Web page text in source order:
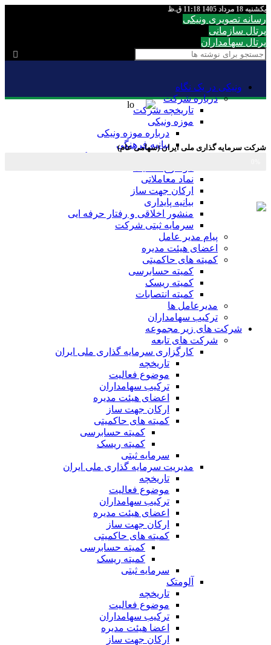
یکشنبه 18 مرداد 1405 11:18 ق.ظ
رسانه تصویری ونیکی
پرتال سازمانی
پرتال سهامداران
ونیکی در یک نگاه
درباره شرکت
تاریخچه شرکت
موزه ونیکی
درباره موزه ونیکی
بیانیه فرهنگی
تیزر معرفی موزه ونیکی
نماد معاملاتی
ارکان جهت ساز
بیانیه پایداری
منشور اخلاقی و رفتار حرفه ایی
سرمایه ثبتی شرکت
پیام مدیر عامل
اعضای هیئت مدیره
کمیته های حاکمیتی
کمیته حسابرسی
کمیته ریسک
کمیته انتصابات
مدیرعامل ها
ترکیب سهامداران
شرکت های زیر مجموعه
شرکت های تابعه
کارگزاری سرمایه گذاری ملی ایران
تاریخچه
موضوع فعالیت
ترکیب سهامداران
اعضای هیئت مدیره
ارکان جهت ساز
کمیته های حاکمیتی
کمیته حسابرسی
کمیته ریسک
سرمایه ثبتی
مدیریت سرمایه گذاری ملی ایران
تاریخچه
موضوع فعالیت
ترکیب سهامداران
اعضای هیئت مدیره
ارکان جهت ساز
کمیته های حاکمیتی
کمیته حسابرسی
کمیته ریسک
سرمایه ثبتی
آلومتک
تاریخچه
موضوع فعالیت
ترکیب سهامداران
اعضا هیئت مدیره
ارکان جهت ساز
شرکت سرمایه گذاری ملی ایران (سهامی عام)